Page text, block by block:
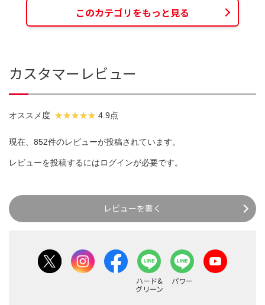
このカテゴリをもっと見る
カスタマーレビュー
オススメ度 4.9点
現在、852件のレビューが投稿されています。
レビューを投稿するにはログインが必要です。
レビューを書く
ハード&
グリーン
パワー